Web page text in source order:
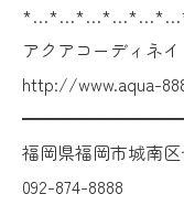
アクアコーディネ
http://www.aqua-
福岡県福岡市城南
092-874-8888